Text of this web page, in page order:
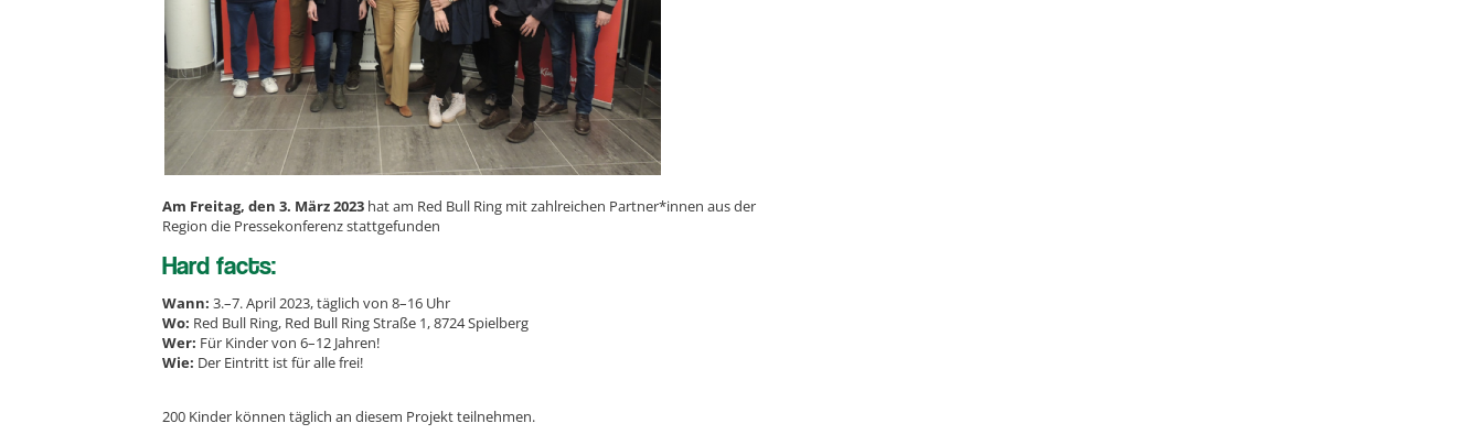
Am Freitag, den 3. März 2023 hat am Red Bull Ring mit zahlreichen Partner*innen aus der
Region die Pressekonferenz stattgefunden
Hard facts:
Wann: 3.–7. April 2023, täglich von 8–16 Uhr
Wo: Red Bull Ring, Red Bull Ring Straße 1, 8724 Spielberg
Wer: Für Kinder von 6–12 Jahren!
Wie: Der Eintritt ist für alle frei!
200 Kinder können täglich an diesem Projekt teilnehmen.